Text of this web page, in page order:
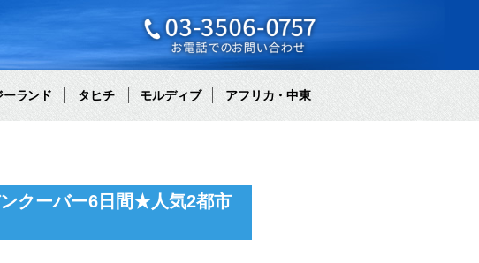
ーランド タヒチ モルディブ アフリカ・中東
クーバー6日間★人気2都市